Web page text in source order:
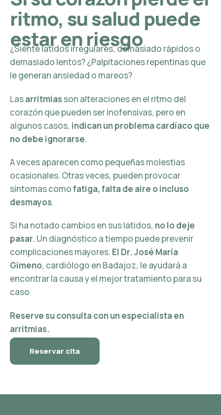
ritmo, su salud puede
estar en riesgo
¿Siente latidos irregulares, demasiado rápidos o
demasiado lentos? ¿Palpitaciones repentinas que
le generan ansiedad o mareos?
Lasarritmias son alteraciones en el ritmo del
corazón que pueden ser inofensivas, pero en
algunos casos, indican un problema cardíaco que
no debe ignorarse.
A veces aparecen como pequeñas molestias
ocasionales. Otras veces, pueden provocar
síntomas comofatiga, falta de aire o incluso
desmayos.
Si ha notado cambios en sus latidos, no lo deje
pasar. Un diagnóstico a tiempo puede prevenir
complicaciones mayores. El Dr. José María
Gimeno, cardiólogo en Badajoz, le ayudará a
encontrar la causa y el mejor tratamiento para su
caso.
Reserve su consulta con un especialista en
arritmias.
Reservar cita